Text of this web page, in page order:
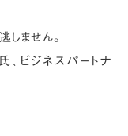
ません。
ビジネスパートナ